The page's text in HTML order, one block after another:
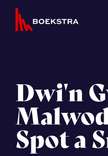
Dwi'n
Spot a